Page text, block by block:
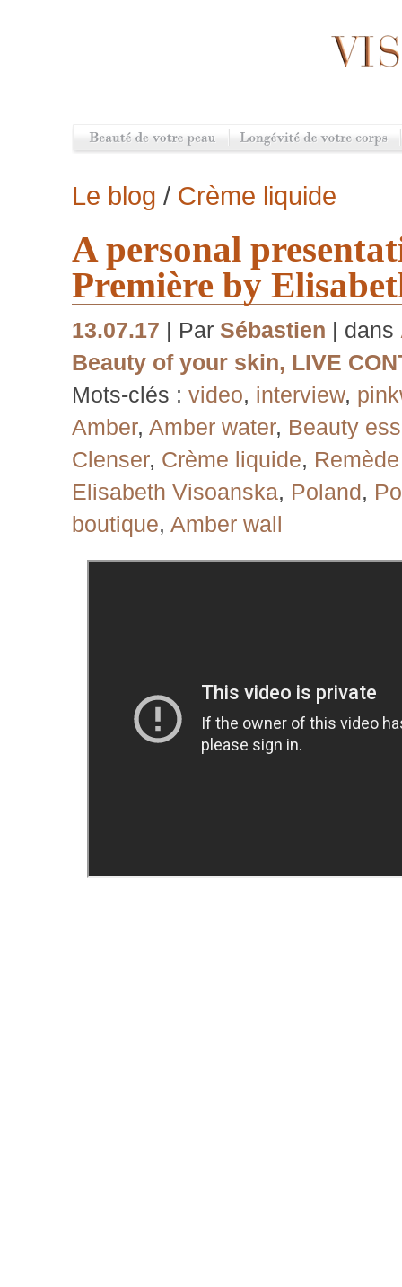
Le blog / Crème liquide
A personal
Première by
13.07.17 | Par Sébastien | dans
Beauty of your skin, LIVE
Mots-clés : video, interview,
Amber, Amber water, Beauty
Clenser, Crème liquide,
Elisabeth Visoanska, Poland,
boutique, Amber wall